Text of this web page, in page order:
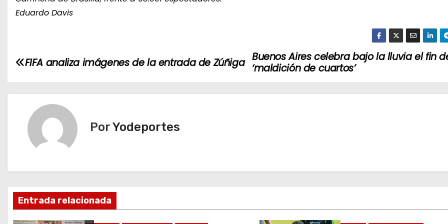
Eduardo Davis
N
c
i
Buenos Aires celebra bajo la lluvia el fin
‘maldición de cuartos’
FIFA analiza imágenes de la entrada de Zúñiga
PorYodeportes
Entrada relacionada